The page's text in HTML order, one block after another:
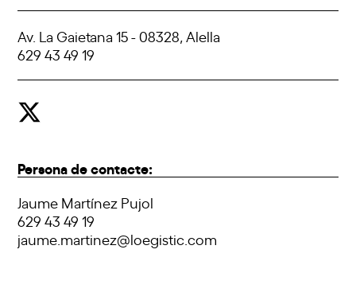
Av. La Gaietana 15 - 08328, Alella
629 43 49 19
Persona de contacte:
Jaume Martínez Pujol
629 43 49 19
jaume.martinez@loegistic.com